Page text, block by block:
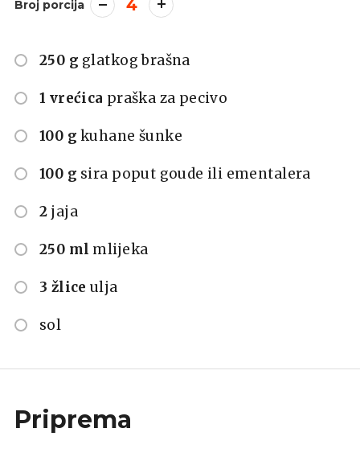
Broj porcija 4
250 g glatkog brašna
1 vrećica praška za pecivo
100 g kuhane šunke
100 g sira poput goude ili ementalera
2 jaja
250 ml mlijeka
3 žlice ulja
sol
Priprema